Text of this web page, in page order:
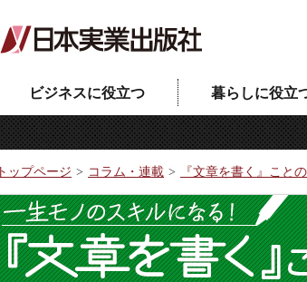
ビジネスに役立つ 暮らしに役立
トップページ コラム・連載 『文章を書く』こと